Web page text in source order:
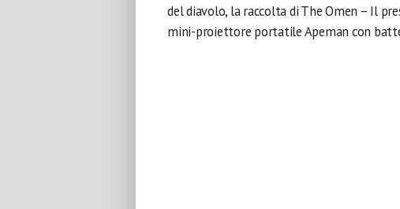
del diavolo, la raccolta di The Omen – Il
mini-proiettore portatile Apeman con